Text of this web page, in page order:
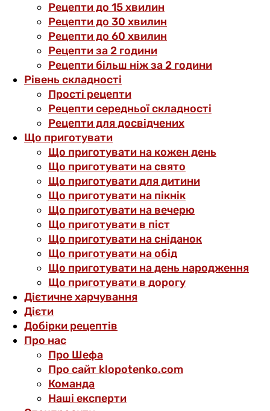
Рецепти до 15 хвилин
Рецепти до 30 хвилин
Рецепти до 60 хвилин
Рецепти за 2 години
Рецепти більш ніж за 2 години
Рівень складності
Прості рецепти
Рецепти середньої складності
Рецепти для досвідчених
Що приготувати
Що приготувати на кожен день
Що приготувати на свято
Що приготувати для дитини
Що приготувати на пікнік
Що приготувати на вечерю
Що приготувати в піст
Що приготувати на сніданок
Що приготувати на обід
Що приготувати на день народження
Що приготувати в дорогу
Дієтичне харчування
Дієти
Добірки рецептів
Про нас
Про Шефа
Про сайт klopotenko.com
Команда
Наші експерти